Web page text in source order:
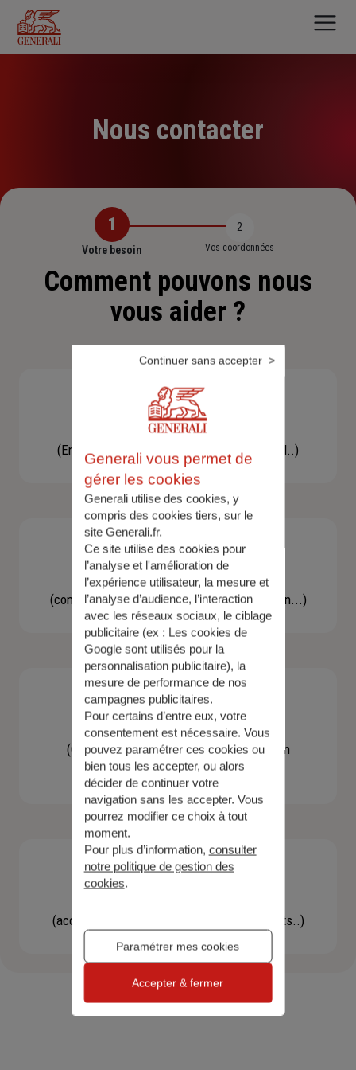
contenu
principal
Nous contacter
1
Votre besoin
2
Vos coordonnées
Comment pouvons nous
vous aider ?
Besoin d'une assistance
(En cas d'accident, bris de glace, un conseil..)
Demande d'information
(concernant une actualité, une réglementation...)
Contacter un agent
(Obtenir un devis, une information, faire un
bilan...)
(accéder à l'espace client, gérer mes contrats..)
Generali vous permet de
gérer les cookies
Generali utilise des cookies, y
compris des cookies tiers, sur le
site Generali.fr.
Ce site utilise des cookies pour
l’analyse et l'amélioration de
l’expérience utilisateur, la mesure et
l’analyse d’audience, l’interaction
avec les réseaux sociaux, le ciblage
publicitaire (ex : Les cookies de
Google sont utilisés pour la
personnalisation publicitaire), la
mesure de performance de nos
campagnes publicitaires.
Pour certains d’entre eux, votre
consentement est nécessaire. Vous
pouvez paramétrer ces cookies ou
bien tous les accepter, ou alors
décider de continuer votre
navigation sans les accepter. Vous
pourrez modifier ce choix à tout
moment.
Pour plus d’information, consulter
notre politique de gestion des
cookies.
Paramétrer mes cookies
Continuer sans accepter
Accepter & fermer